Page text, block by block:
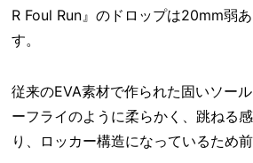
R Foul Run』のドロップは20mm弱
す。
従来のEVA素材で作られた固いソー
ーフライのように柔らかく、跳ねる
り、ロッカー構造になっているため